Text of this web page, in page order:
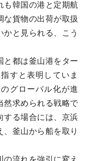
も韓国の港と定期航
な貨物の出荷が取扱
と見られる、こう
都は釜山港をター
すと表明していま
グローバル化が進
然求められる戦略で
する場合には、京浜
釜山から船を取り
流れを強引に変え